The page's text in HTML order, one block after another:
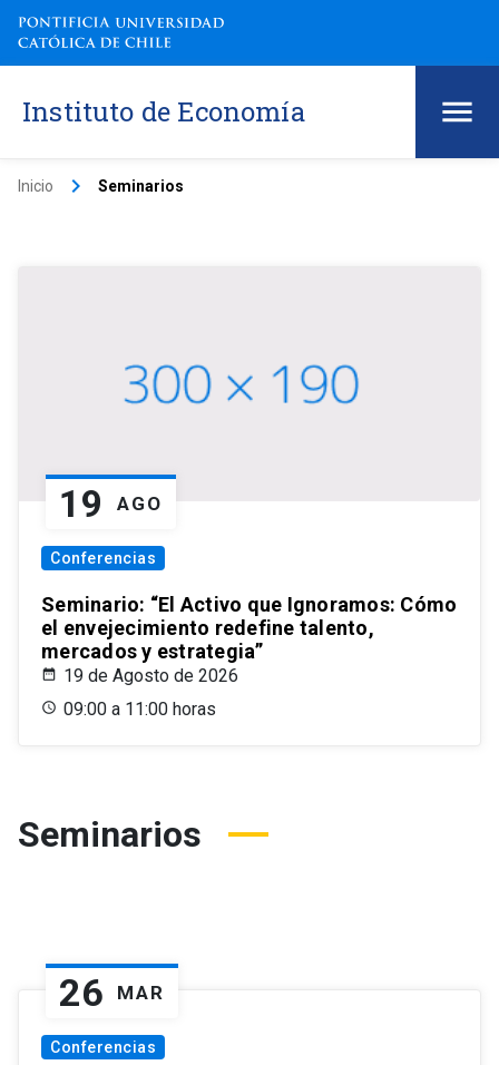
Instituto de Economía
Inicio keyboard_arrow_right Seminarios
19 AGO
Conferencias
Seminario: “El Activo que Ignoramos: Cómo
el envejecimiento redefine talento,
mercados y estrategia”
19 de Agosto de 2026
09:00 a 11:00 horas
Seminarios
26 MAR
Conferencias